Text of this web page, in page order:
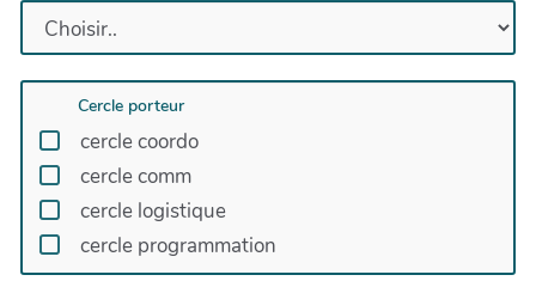
Cercle porteur
cercle coordo
cercle comm
cercle logistique
cercle programmation